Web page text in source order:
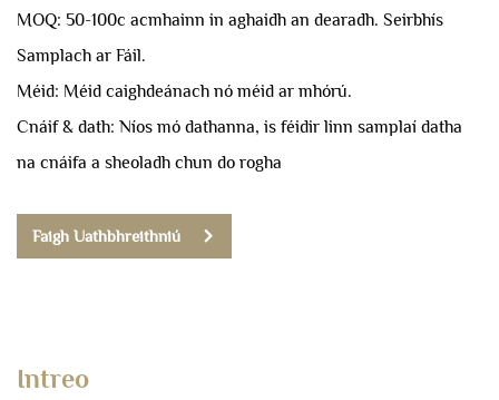
MOQ: 50-100c acmhainn in aghaidh an dearadh. Seirbhís
Samplach ar Fáil.
Méid: Méid caighdeánach nó méid ar mhórú.
Cnáif & dath: Níos mó dathanna, is féidir linn samplaí datha
na cnáifa a sheoladh chun do rogha
Faigh Uathbhreithniú
Intreo